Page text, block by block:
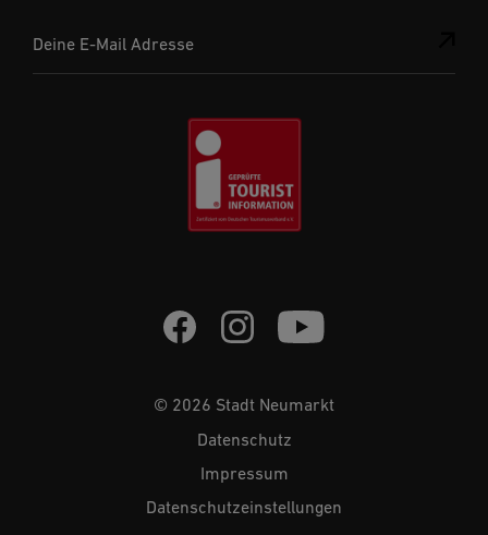
Deine E-Mail Adresse
© 2026 Stadt Neumarkt
Datenschutz
Impressum
Datenschutzeinstellungen